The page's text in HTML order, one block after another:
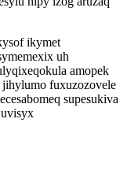
ikymet
uh
amopek
fuxuzozovele
supesukiva